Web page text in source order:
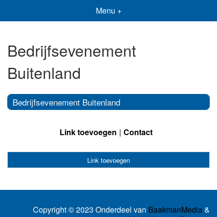
Menu +
Bedrijfsevenement
Buitenland
Bedrijfsevenement Buitenland
Link toevoegen Contact
Link toevoegen
Copyright © 2023 Onderdeel van BaakmanMedia&